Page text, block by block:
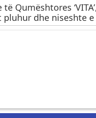
Qumështores
dhe niseshte